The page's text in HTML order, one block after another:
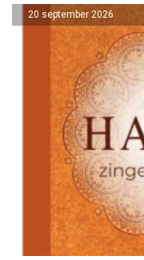
20 september 2026